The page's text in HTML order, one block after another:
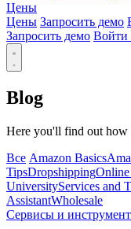
Цены
Цены Запросить демо
Запросить демо Войти
Blog
Here you'll find out how
Все Amazon Basics
TipsDropshipping
UniversityServices and
AssistantWholesale
Сервисы и